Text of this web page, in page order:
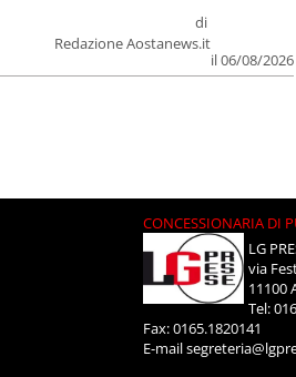
di
Redazione Aostanews.it
il 06/08/2026
CONCESSIONARIA DI
LG
via
11100
Tel:
Fax: 0165.1820141
E-mail